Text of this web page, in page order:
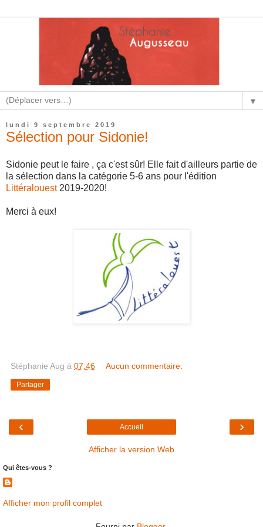
▼
lundi 9 septembre 2019
Sélection pour Sidonie!
Sidonie peut le faire , ça c'est sûr! Elle fait d'ailleurs partie de
la sélection dans la catégorie 5-6 ans pour l'édition
Littéralouest2019-2020!
Merci à eux!
Stéphanie Aug à 07:46 Aucun commentaire:
Partager
‹ ›
Accueil
Afficher la version Web
Qui êtes-vous ?
Afficher mon profil complet